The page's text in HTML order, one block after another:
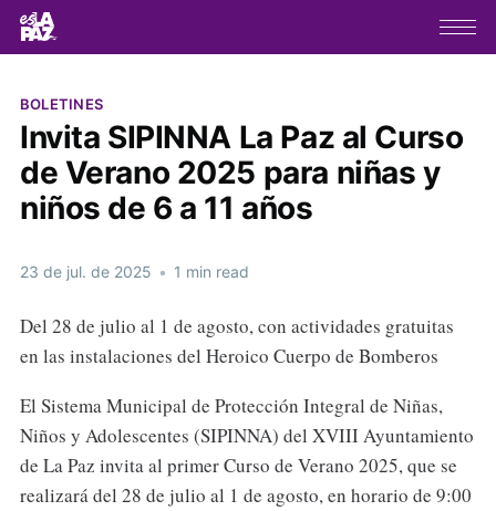
BOLETINES
Invita SIPINNA La Paz al Curso
de Verano 2025 para niñas y
niños de 6 a 11 años
23 de jul. de 2025 • 1 min read
Del 28 de julio al 1 de agosto, con actividades gratuitas
en las instalaciones del Heroico Cuerpo de Bomberos
El Sistema Municipal de Protección Integral de Niñas,
Niños y Adolescentes (SIPINNA) del XVIII Ayuntamiento
de La Paz invita al primer Curso de Verano 2025, que se
realizará del 28 de julio al 1 de agosto, en horario de 9:00